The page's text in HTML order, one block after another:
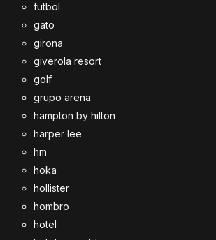
futbol
gato
girona
giverola resort
golf
grupo arena
hampton by hilton
harper lee
hm
hoka
hollister
hombro
hotel